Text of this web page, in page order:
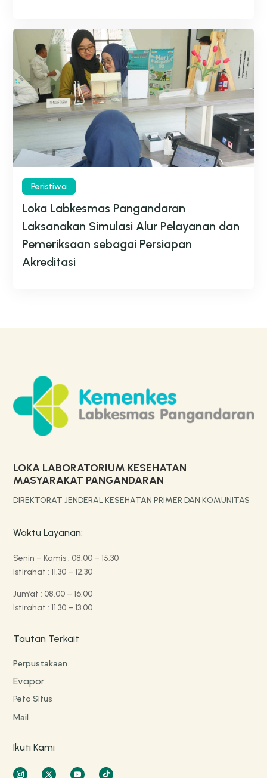
Peristiwa
Loka Labkesmas Pangandaran
Laksanakan Simulasi Alur Pelayanan dan
Pemeriksaan sebagai Persiapan
Akreditasi
LOKA LABORATORIUM KESEHATAN
MASYARAKAT PANGANDARAN
DIREKTORAT JENDERAL KESEHATAN PRIMER DAN KOMUNITAS
Waktu Layanan:
Senin – Kamis : 08.00 – 15.30
Istirahat : 11.30 – 12.30
Jum’at : 08.00 – 16.00
Istirahat : 11.30 – 13.00
Tautan Terkait
Perpustakaan
Evapor
Peta Situs
Mail
Ikuti Kami